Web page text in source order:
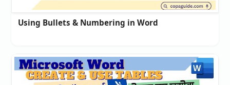
Using Bullets & Numbering in Word